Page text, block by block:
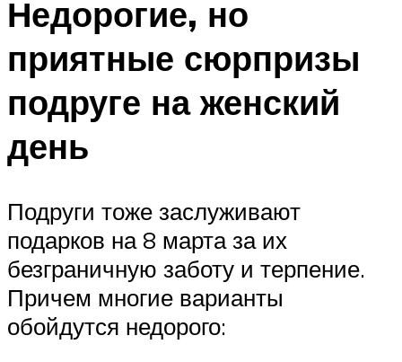
Недорогие, но
приятные сюрпризы
подруге на женский
день
Подруги тоже заслуживают
подарков на 8 марта за их
безграничную заботу и терпение.
Причем многие варианты
обойдутся недорого: